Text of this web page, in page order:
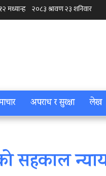
अपराध र सुरक्षा लेख
सहकाल